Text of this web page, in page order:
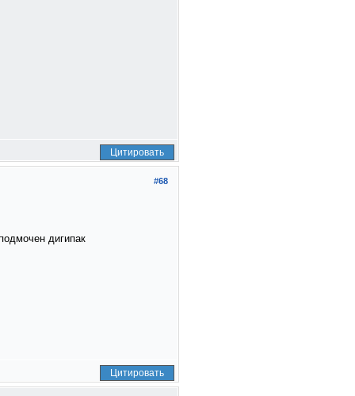
Цитировать
#68
дигипак
Цитировать